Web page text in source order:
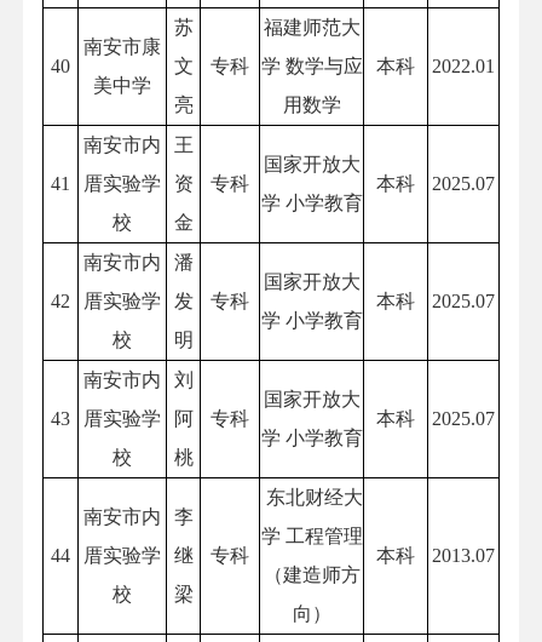
40
南安市康
美中学
苏
文
亮
专科
福建师范大
学 数学与应
用数学
本科 2022.01
41
南安市内
厝实验学
校
王
资
金
专科
国家开放大
学 小学教育
本科 2025.07
42
南安市内
厝实验学
校
潘
发
明
专科
国家开放大
学 小学教育
本科 2025.07
43
南安市内
厝实验学
校
刘
阿
桃
专科
国家开放大
学 小学教育
本科 2025.07
44
南安市内
厝实验学
校
李
继
梁
专科
东北财经大
学 工程管理
（建造师方
向）
本科 2013.07